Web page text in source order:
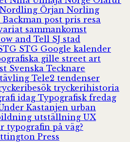
Örjan Norling
Backman post pris resa
sammankomst
and Tell SJ stad
STG Google kalender
gille street art
Svenska Tecknare
tävling Tele2 tendenser
tryckerihistoria
idag Typografisk fredag
Kastanjen urban
utställning UX
typografin på väg?
Press